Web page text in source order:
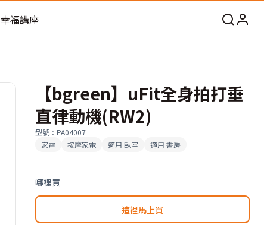
幸福講座
【bgreen】uFit全身拍打垂
直律動機(RW2)
型號 ： PA04007
家電
按摩家電 適用 臥室 適用 書房
哪裡買
這裡馬上買